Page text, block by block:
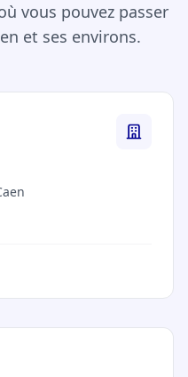
vous pouvez passer
et ses environs.